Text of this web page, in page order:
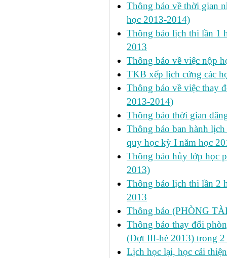
Thông báo về thời gian
học 2013-2014)
Thông báo lịch thi lần 1
2013
Thông báo về việc nộp
TKB xếp lịch cứng các
Thông báo về việc thay
2013-2014)
Thông báo thời gian
Thông báo ban hành
quy học kỳ I năm học
Thông báo hủy lớp học
2013)
Thông báo lịch thi lần 2
2013
Thông báo (PHÒNG
Thông báo thay đổi
(Đợt III-hè 2013) trong
Lịch học lại, học cải